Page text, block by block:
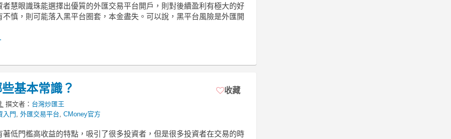
者慧眼識珠能選擇出優質的外匯交易平台開戶，則對後續盈利有極大的好
不慎，則可能落入黑平台圈套，本金盡失。可以說，黑平台風險是外匯開
基本常識？
撰文者： 台灣炒匯王
入門 外匯交易平台 CMoney官方
收藏
著低門檻高收益的特點，吸引了很多投資者，但是很多投資者在交易的時